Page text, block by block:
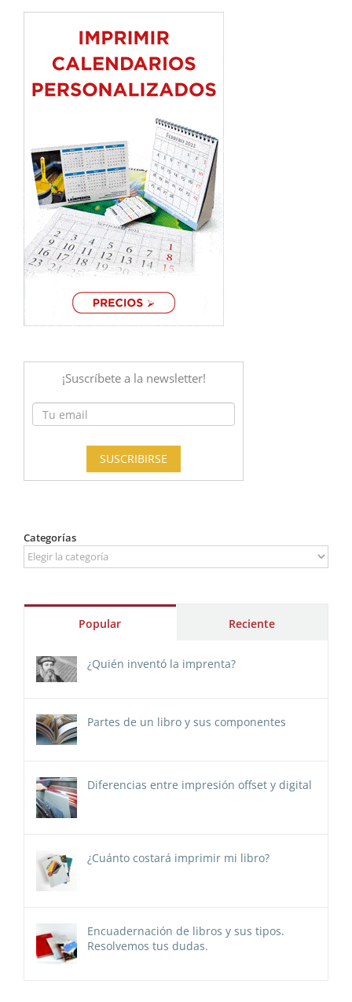
Categorías
Categorías
Popular Reciente
¿Quién inventó la imprenta?
Partes de un libro y sus componentes
Diferencias entre impresión offset y digital
¿Cuánto costará imprimir mi libro?
Encuadernación de libros y sus tipos.
Resolvemos tus dudas.